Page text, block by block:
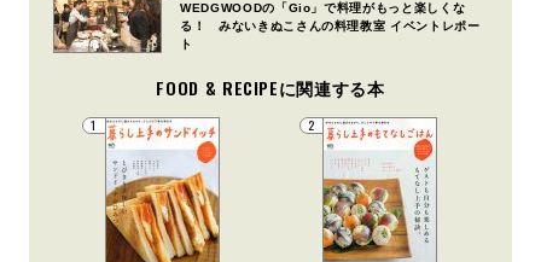
WEDGWOODの「Gio」で料理がもっと楽しくな
る！ みないきぬこさんの料理教室 イベントレポー
ト
FOOD & RECIPEに関連する本
1 2